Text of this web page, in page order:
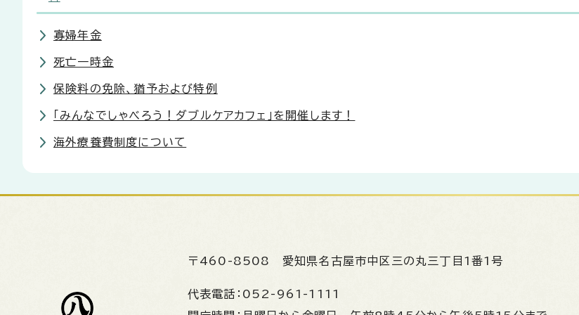
寡婦年金
死亡一時金
保険料の免除、猶予および特例
「みんなでしゃべろう！ダブルケアカフェ」を開催します！
海外療養費制度について
〒460-8508 愛知県名古屋市中区三の丸三丁目1番1号
代表電話： 052-961-1111